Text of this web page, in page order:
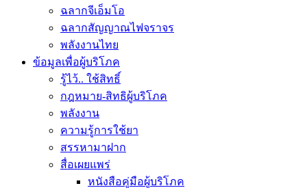
ฉลากจีเอ็มโอ
ฉลากสัญญาณไฟจราจร
พลังงานไทย
ข้อมูลเพื่อผู้บริโภค
รู้ไว้.. ใช้สิทธิ์
กฎหมาย-สิทธิผู้บริโภค
พลังงาน
ความรู้การใช้ยา
สรรหามาฝาก
สื่อเผยแพร่
หนังสือคู่มือผู้บริโภค